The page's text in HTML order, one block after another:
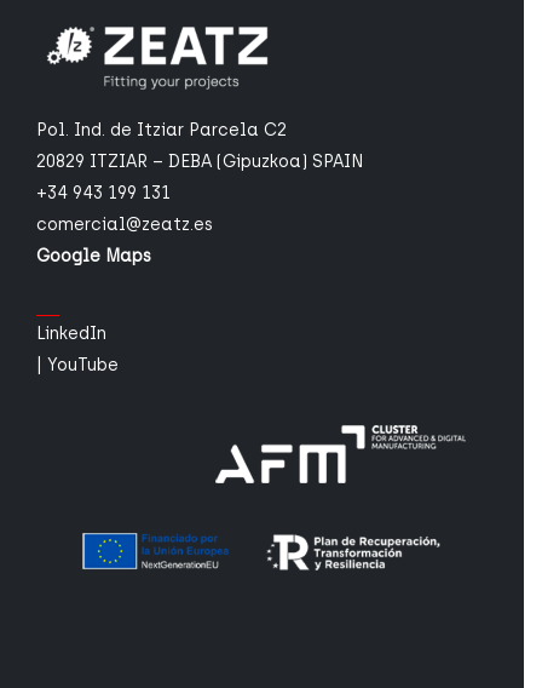
Pol. Ind. de Itziar Parcela C2
20829 ITZIAR – DEBA (Gipuzkoa) SPAIN
+34 943 199 131
comercial@zeatz.es
Google Maps
LinkedIn
YouTube